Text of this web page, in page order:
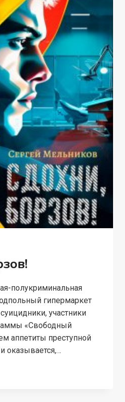
полукриминальная
гипермаркет
участники
«Свободный
аппетиты преступной
оказывается,…